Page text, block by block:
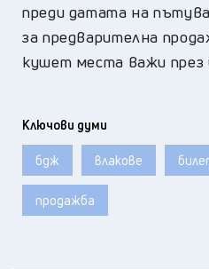
преди датата на
за предварителна
кушет места важи през
Ключови думи
бдж влакове
продажба